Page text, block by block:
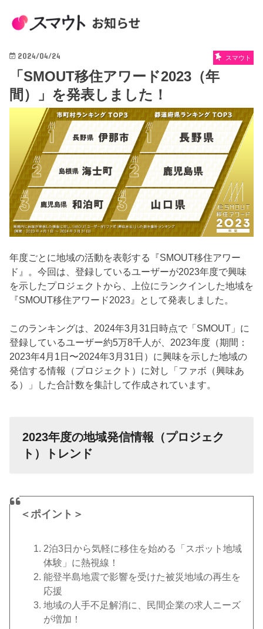
2024/04/24 スマウト
「SMOUT移住アワード2023（年
間）」を発表しました！
年度ごとに地域の活動を表彰する『SMOUT移住アワー
ド』。今回は、 登録しているユーザーが2023年度で興味
を示したプロジェクトから、上位にランクインした地域を
『SMOUT移住アワード2023』として発表しました。
このランキングは、2024年3月31日時点で「SMOUT」に
登録しているユーザー約5万8千人が、2023年度（期間：
2023年4月1日〜2024年3月31日）に興味を示した地域の
発信する情報（プロジェクト）に対し「ファボ（興味あ
る）」した合計数を集計して作成されています。
2023年度の地域発信情報（プロジェク
ト）トレンド
＜ポイント＞
2泊3日から気軽に移住を始める「スポット地域
体験」に熱視線！
能登半島地震で影響を受けた被災地域の再生を
応援
地域の人手不足解消に、民間企業の求人ニーズ
が増加！